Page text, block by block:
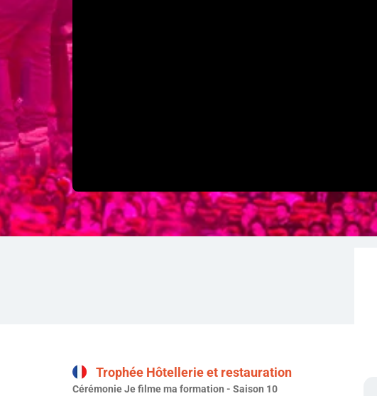
Trophée Hôtellerie et restauration
Cérémonie Je filme ma formation - Saison 10